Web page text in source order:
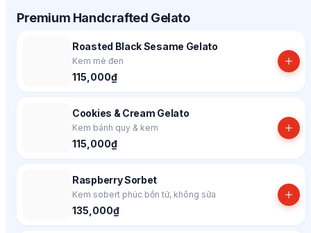
Premium Handcrafted Gelato
Roasted Black Sesame Gelato
Kem mè đen
115,000₫
Cookies & Cream Gelato
Kem bánh quy & kem
115,000₫
Raspberry Sorbet
Kem sobert phúc bồn tử, không sữa
135,000₫